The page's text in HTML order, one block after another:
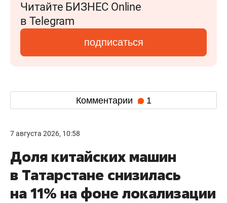
Читайте БИЗНЕС Online
в Telegram
подписаться
Комментарии 1
7 августа 2026, 10:58
Доля китайских машин
в Татарстане снизилась
на 11% на фоне локализации